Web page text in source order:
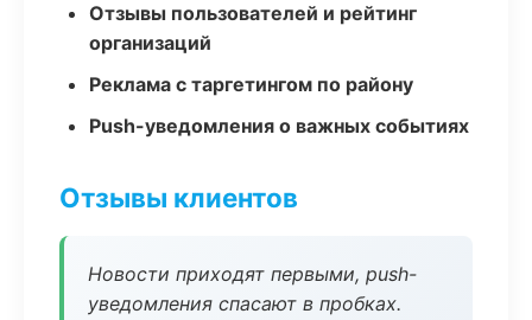
Отзывы пользователей и рейтинг
организаций
Реклама с таргетингом по району
Push-уведомления о важных событиях
Отзывы клиентов
Новости приходят первыми, push-
уведомления спасают в пробках.